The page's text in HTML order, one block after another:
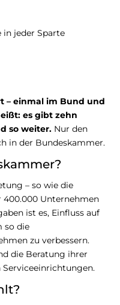
in jeder Sparte
– einmal im Bund und
es gibt zehn
so weiter. Nur den
in der Bundeskammer.
– so wie die
Unternehmen
ist es, Einfluss auf
so die
zu verbessern.
die Beratung ihrer